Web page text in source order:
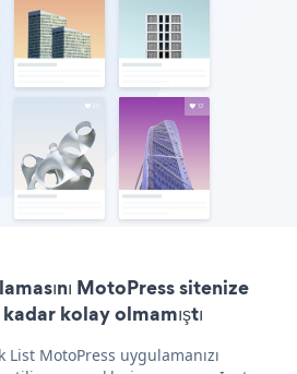
MotoPress sitenize
kolay olmamıştı
MotoPress uygulamanızı